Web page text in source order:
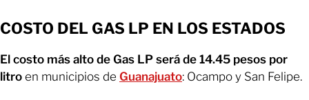
COSTO DEL GAS LP EN LOS ESTADOS
El costo más alto de Gas LP será de 14.45 pesos por
litro en municipios de Guanajuato: Ocampo y San Felipe.